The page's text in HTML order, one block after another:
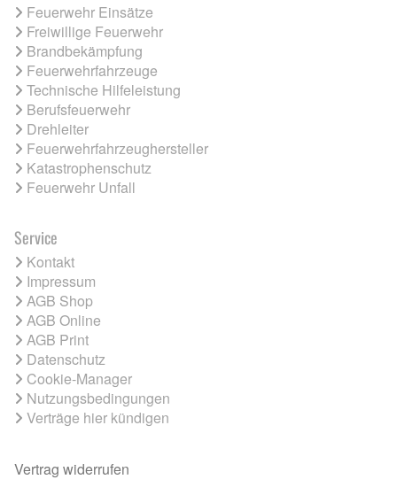
Feuerwehr Einsätze
Freiwillige Feuerwehr
Brandbekämpfung
Feuerwehrfahrzeuge
Technische Hilfeleistung
Berufsfeuerwehr
Drehleiter
Feuerwehrfahrzeughersteller
Katastrophenschutz
Feuerwehr Unfall
Service
Kontakt
Impressum
AGB Shop
AGB Online
AGB Print
Datenschutz
Cookie-Manager
Nutzungsbedingungen
Verträge hier kündigen
Vertrag widerrufen